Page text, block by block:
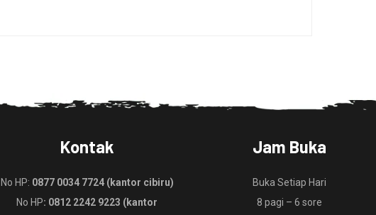
Kontak
No HP: 0877 0034 7724 (kantor cibiru)
No HP: 0812 2242 9223 (kantor
Jam Buka
Buka Setiap Hari
8 pagi – 6 sore